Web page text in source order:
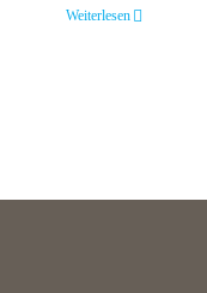
Weiterlesen